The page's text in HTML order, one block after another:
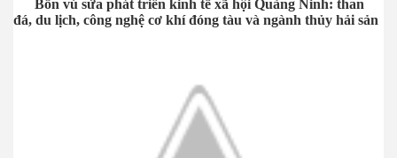
Bốn vú sửa phát triễn kinh tế xã hội Quảng Ninh: than
đá, du lịch, công nghệ cơ khí đóng tàu và ngành thủy hải sản